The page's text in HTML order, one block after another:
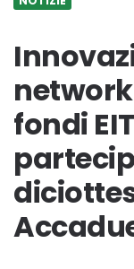
fondi